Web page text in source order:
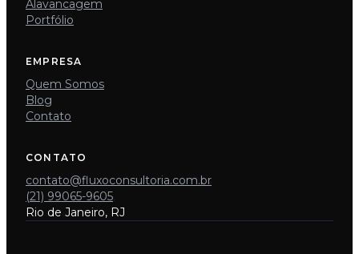
Alavancagem
Portfólio
EMPRESA
Quem Somos
Blog
Contato
CONTATO
contato@fluxoconsultoria.com.br
(21) 99065-9605
Rio de Janeiro, RJ